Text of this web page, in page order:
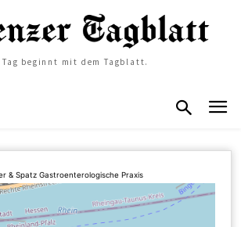
Tag beginnt mit dem Tagblatt.
& Spatz Gastroenterologische Praxis